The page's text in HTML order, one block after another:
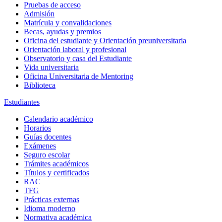
Pruebas de acceso
Admisión
Matrícula y convalidaciones
Becas, ayudas y premios
Oficina del estudiante y Orientación preuniversitaria
Orientación laboral y profesional
Observatorio y casa del Estudiante
Vida universitaria
Oficina Universitaria de Mentoring
Biblioteca
Estudiantes
Calendario académico
Horarios
Guías docentes
Exámenes
Seguro escolar
Trámites académicos
Títulos y certificados
RAC
TFG
Prácticas externas
Idioma moderno
Normativa académica